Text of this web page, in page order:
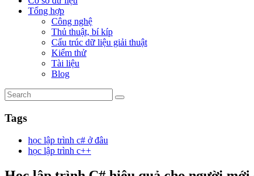
Tổng hợp
Công nghệ
Thủ thuật, bí kíp
Cấu trúc dữ liệu giải thuật
Kiểm thử
Tài liệu
Blog
Tags
học lập trình c# ở đâu
học lập trình c++